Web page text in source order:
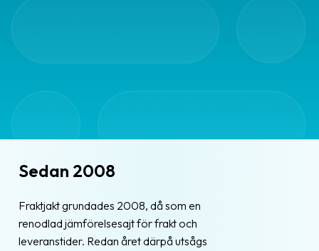
Fraktjakt
Pressrum
Jobb
karriär
Nyhetsarkiv
Sedan 2008
Fraktjakt grundades 2008, då som en
renodlad jämförelsesajt för frakt och
leveranstider. Redan året därpå utsågs